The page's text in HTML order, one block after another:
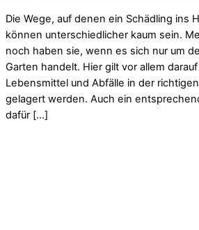
Die Wege, auf denen ein Schädling ins
können unterschiedlicher kaum sein.
noch haben sie, wenn es sich nur um
Garten handelt. Hier gilt vor allem
Lebensmittel und Abfälle in der
gelagert werden. Auch ein
dafür […]